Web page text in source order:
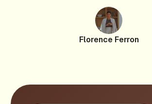
Florence Ferron